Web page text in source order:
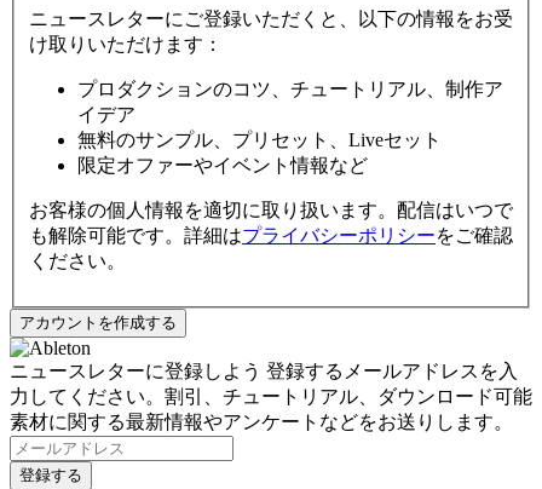
ニュースレターにご登録いただくと、以下の情報をお受
け取りいただけます：
プロダクションのコツ、チュートリアル、制作ア
イデア
無料のサンプル、プリセット、Liveセット
限定オファーやイベント情報など
お客様の個人情報を適切に取り扱います。配信はいつで
も解除可能です。詳細はプライバシーポリシーをご確認
ください。
ニュースレターに登録しよう 登録するメールアドレスを入
力してください。割引、チュートリアル、ダウンロード可能
素材に関する最新情報やアンケートなどをお送りします。